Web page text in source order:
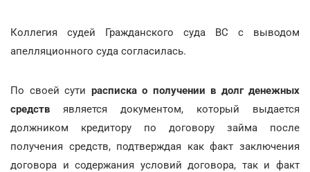
Коллегия судей Гражданского суда ВС с выводом
апелляционного суда согласилась.
По своей сути расписка о получении в долг денежных
средств является документом, который выдается
должником кредитору по договору займа после
получения средств, подтверждая как факт заключения
договора и содержания условий договора, так и факт